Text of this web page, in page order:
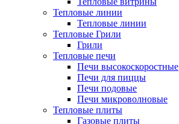
Тепловые линии
Тепловые линии
Тепловые Грили
Грили
Тепловые печи
Печи высокоскоростные
Печи для пиццы
Печи подовые
Печи микроволновые
Тепловые плиты
Газовые плиты